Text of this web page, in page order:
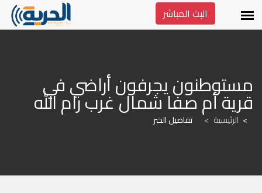
البث المباشر
قرية أم صفا شمال غرب رام الله
الرئيسية > تفاصيل الخبر